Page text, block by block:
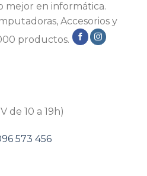
mejor en informática.
Accesorios y
productos.
de 10 a 19h)
573 456